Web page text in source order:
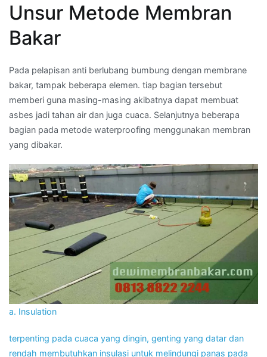
Unsur Metode Membran
Bakar
Pada pelapisan anti berlubang bumbung dengan membrane
bakar, tampak beberapa elemen. tiap bagian tersebut
memberi guna masing-masing akibatnya dapat membuat
asbes jadi tahan air dan juga cuaca. Selanjutnya beberapa
bagian pada metode waterproofing menggunakan membran
yang dibakar.
a. Insulation
terpenting pada cuaca yang dingin, genting yang datar dan
rendah membutuhkan insulasi untuk melindungi panas pada